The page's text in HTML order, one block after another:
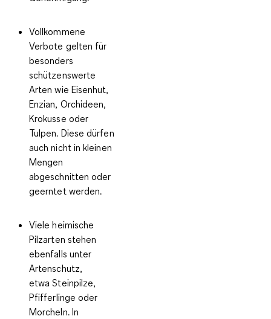
Vollkommene
Verbote gelten für
besonders
schützenswerte
Arten wie Eisenhut,
Enzian, Orchideen,
Krokusse oder
Tulpen. Diese dürfen
auch nicht in kleinen
Mengen
abgeschnitten oder
geerntet werden.
Viele heimische
Pilzarten stehen
ebenfalls unter
Artenschutz,
etwa Steinpilze,
Pfifferlinge oder
Morcheln. In